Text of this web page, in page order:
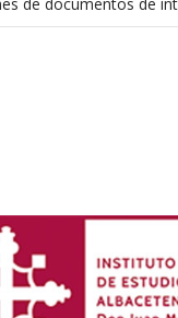
de documentos de